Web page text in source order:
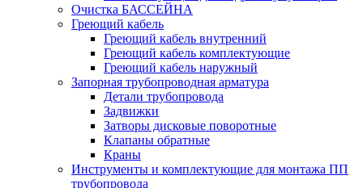
Очистка БАССЕЙНА
Греющий кабель
Греющий кабель внутренний
Греющий кабель комплектующие
Греющий кабель наружный
Запорная трубопроводная арматура
Детали трубопровода
Задвижки
Затворы дисковые поворотные
Клапаны обратные
Краны
Инструменты и комплектующие для монтажа ПП
трубопровода